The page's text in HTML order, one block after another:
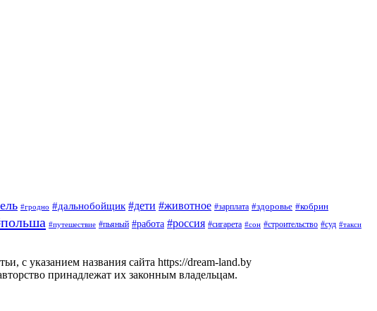
#гродно #дальнобойщик #дети #животное #зарплата #здоровье #кобрин
#путешествие #пьяный #работа #россия #сигарета #сон #строительство #суд #такси
с указанием названия сайта https://dream-land.by
принадлежат их законным владельцам.